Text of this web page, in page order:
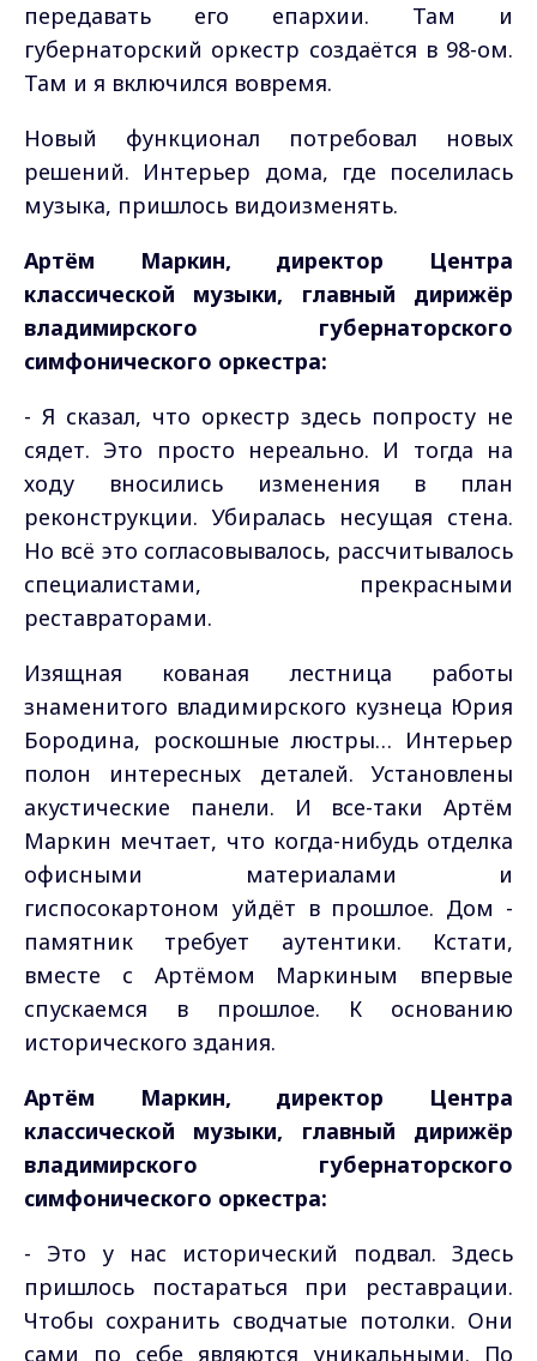
передавать его епархии. Там и
губернаторский оркестр создаётся в 98-ом.
Там и я включился вовремя.
Новый функционал потребовал новых
решений. Интерьер дома, где поселилась
музыка, пришлось видоизменять.
Артём Маркин, директор Центра
классической музыки, главный дирижёр
владимирского губернаторского
симфонического оркестра:
- Я сказал, что оркестр здесь попросту не
сядет. Это просто нереально. И тогда на
ходу вносились изменения в план
реконструкции. Убиралась несущая стена.
Но всё это согласовывалось, рассчитывалось
специалистами, прекрасными
реставраторами.
Изящная кованая лестница работы
знаменитого владимирского кузнеца Юрия
Бородина, роскошные люстры… Интерьер
полон интересных деталей. Установлены
акустические панели. И все-таки Артём
Маркин мечтает, что когда-нибудь отделка
офисными материалами и
гиспосокартоном уйдёт в прошлое. Дом -
памятник требует аутентики. Кстати,
вместе с Артёмом Маркиным впервые
спускаемся в прошлое. К основанию
исторического здания.
Артём Маркин, директор Центра
классической музыки, главный дирижёр
владимирского губернаторского
симфонического оркестра:
- Это у нас исторический подвал. Здесь
пришлось постараться при реставрации.
Чтобы сохранить сводчатые потолки. Они
сами по себе являются уникальными. По